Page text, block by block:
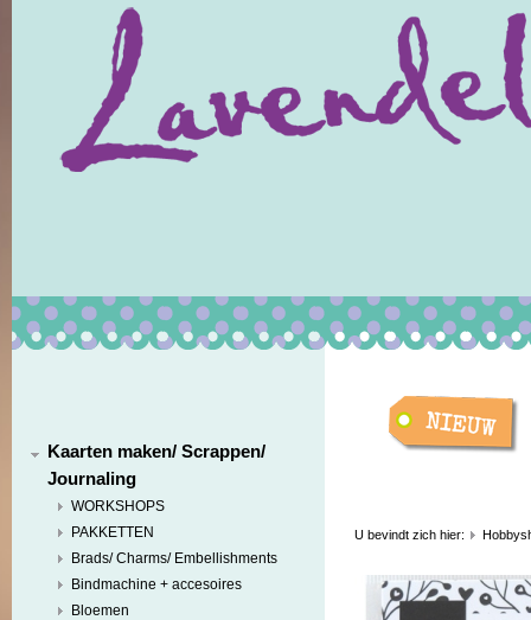
Kaarten maken/ Scrappen/
Journaling
WORKSHOPS
PAKKETTEN
Brads/ Charms/ Embellishments
Bindmachine + accesoires
Bloemen
U bevindt zich hier: